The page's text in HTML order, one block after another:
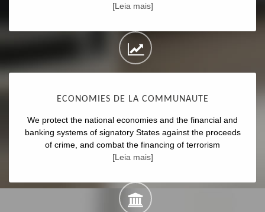
[Leia mais]
ECONOMIES DE LA COMMUNAUTE
We protect the national economies and the financial and
banking systems of signatory States against the proceeds
of crime, and combat the financing of terrorism
[Leia mais]